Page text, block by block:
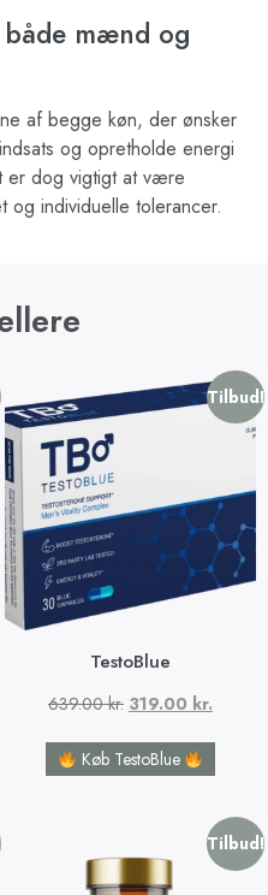
mænd og
af begge køn, der ønsker
og opretholde energi
er dog vigtigt at være
og individuelle tolerancer.
Tilbud!
TestoBlue
639.00kr. 319.00 kr.
Køb TestoBlue
Tilbud!